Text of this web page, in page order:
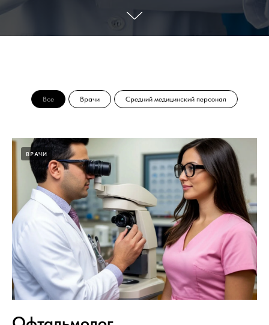
Все Врачи Средний медицинский персонал
ВРАЧИ